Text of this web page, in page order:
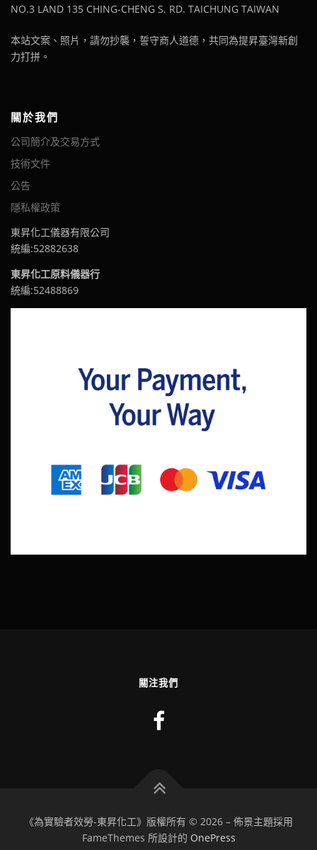
NO.3 LAND 135 CHING-CHENG S. RD. TAICHUNG TAIWAN
本站文案、照片，請勿抄襲，誓守商人道德，共同為提昇臺灣新創
力打拼。
關於我們
公司簡介及交易方式
技術文件
公告
隱私權政策
東昇化工儀器有限公司
統編:52882638
東昇化工原料儀器行
統編:52488869
關注我們
《為實驗者效勞-東昇化工》版權所有 © 2026 – 佈景主題採用
FameThemes 所設計的 OnePress